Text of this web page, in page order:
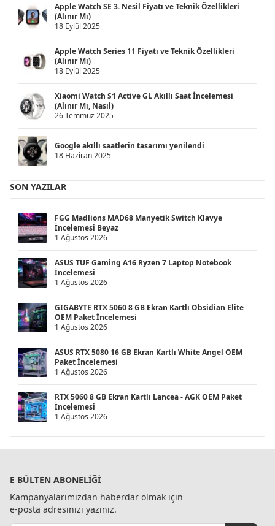
Apple Watch SE 3. Nesil Fiyatı ve Teknik Özellikleri
(Alınır Mı)
18 Eylül 2025
Apple Watch Series 11 Fiyatı ve Teknik Özellikleri
(Alınır Mı)
18 Eylül 2025
Xiaomi Watch S1 Active GL Akıllı Saat İncelemesi
(Alınır Mı, Nasıl)
26 Temmuz 2025
Google akıllı saatlerin tasarımı yenilendi
18 Haziran 2025
SON YAZILAR
FGG Madlions MAD68 Manyetik Switch Klavye
İncelemesi Beyaz
1 Ağustos 2026
ASUS TUF Gaming A16 Ryzen 7 Laptop Notebook
İncelemesi
1 Ağustos 2026
GIGABYTE RTX 5060 8 GB Ekran Kartlı Obsidian Elite
OEM Paket İncelemesi
1 Ağustos 2026
ASUS RTX 5080 16 GB Ekran Kartlı White Angel OEM
Paket İncelemesi
1 Ağustos 2026
RTX 5060 8 GB Ekran Kartlı Lancea - AGK OEM Paket
İncelemesi
1 Ağustos 2026
E BÜLTEN ABONELIĞI
Kampanyalarımızdan haberdar olmak için
e-posta adresinizi yazınız.